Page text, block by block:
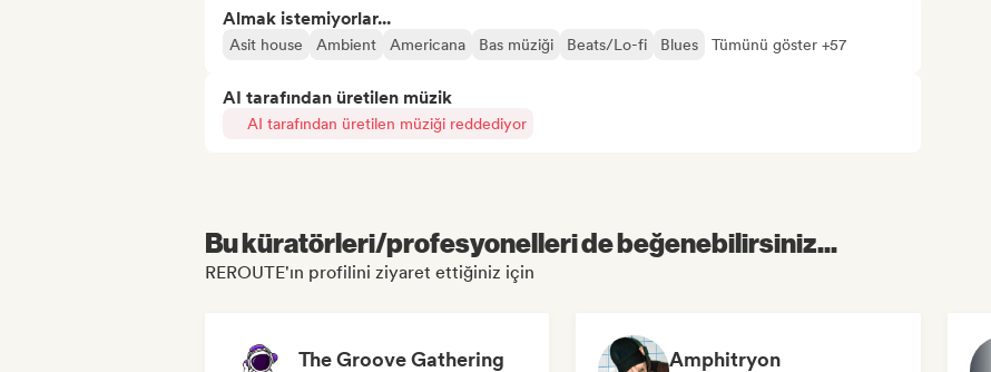
Almak istemiyorlar...
Asit house Ambient Americana Bas müziği Beats/Lo-fi Blues Tümünü göster +57
AI tarafından üretilen müzik
AI tarafından üretilen müziği reddediyor
Bu küratörleri/profesyonelleri de beğenebilirsiniz...
REROUTE'ın profilini ziyaret ettiğiniz için
The Groove Gathering Amphitryon